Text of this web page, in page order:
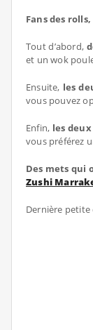
Fans des
Tout d’abord,
et un wok
Ensuite, les
vous pouvez
Enfin, les
vous préférez
Des mets qui
Zushi
Dernière petite